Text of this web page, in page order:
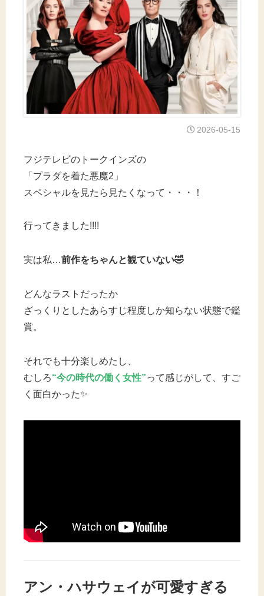
2026-05-15
フジテレビのトークインズの
「プラダを着た悪魔2」
スペシャルを見たら見たくなって・・・！
行ってきました!!!!
実は私…前作をちゃんと観ていない🤣
どんなラストだったか
ざっくりとしたあらすじ程度しか知らない状態で鑑
賞。
それでも十分楽しめたし、
むしろ“今の時代の働く女性”って感じがして、すご
く面白かった✨
アン・ハサウェイが可愛すぎる